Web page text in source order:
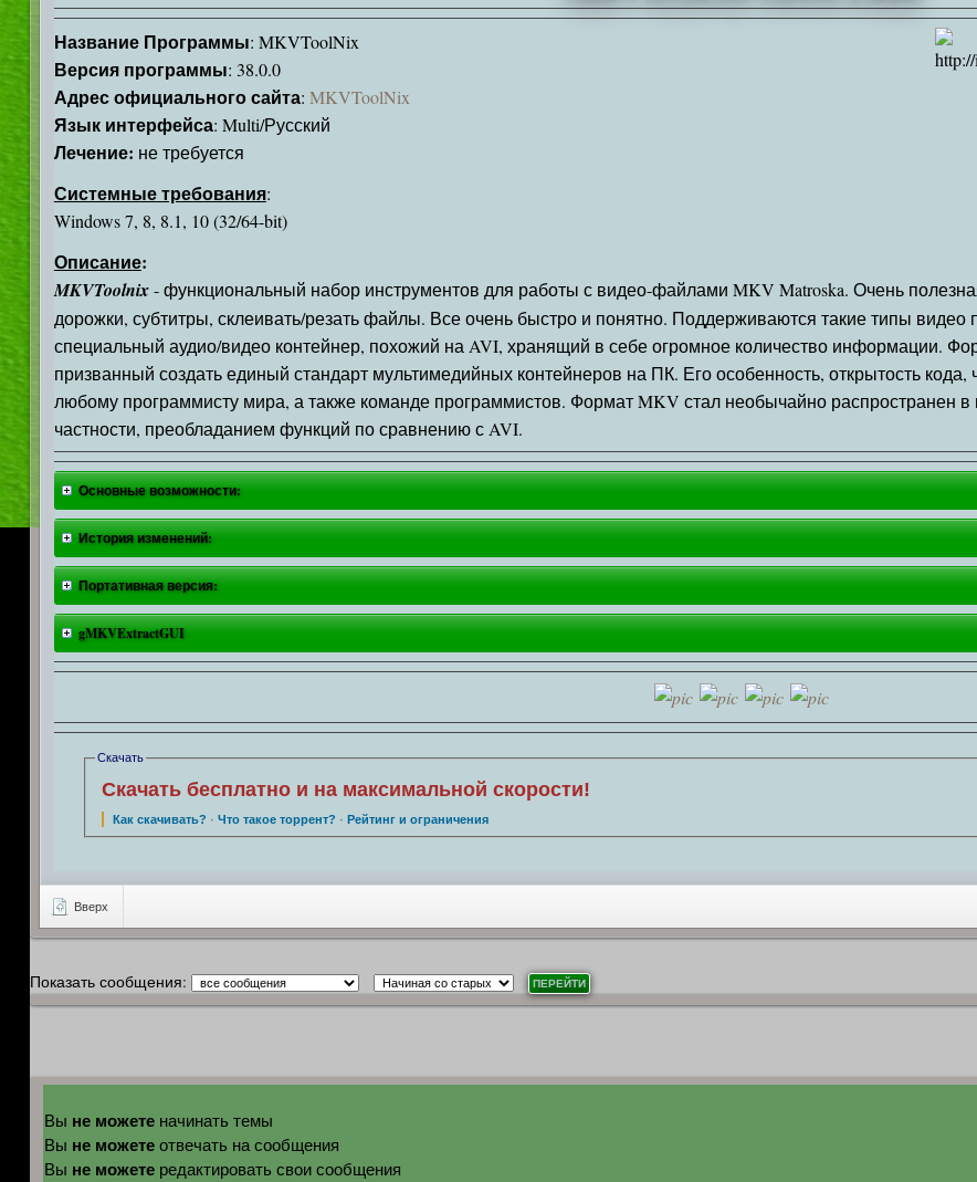
Название Программы: MKVToolNix
Версия программы: 38.0.0
Адрес официального сайта: MKVToolNix
Язык интерфейса: Multi/Русский
Лечение: не требуется
Системные требования:
Windows 7, 8, 8.1, 10 (32/64-bit)
Описание:
MKVToolnix- функциональный набор инструментов для работы с видео-файлами MKV Matroska. Очень
дорожки, субтитры, склеивать/резать файлы. Все очень быстро и понятно. Поддерживаются такие типы видео
специальный аудио/видео контейнер, похожий на AVI, хранящий в себе огромное количество информации.
призванный создать единый стандарт мультимедийных контейнеров на ПК. Его особенность, открытость
любому программисту мира, а также команде программистов. Формат MKV стал необычайно распространен
частности, преобладанием функций по сравнению с AVI.
Основные возможности:
История изменений:
Портативная версия:
gMKVExtractGUI
Скачать
Скачать бесплатно и на максимальной скорости!
Как скачивать? ·Что такое торрент? ·Рейтинг и ограничения
Вверх
Показать сообщения:
Вы не можетеначинать темы
Вы не можетеотвечать на сообщения
Вы не можетередактировать свои сообщения